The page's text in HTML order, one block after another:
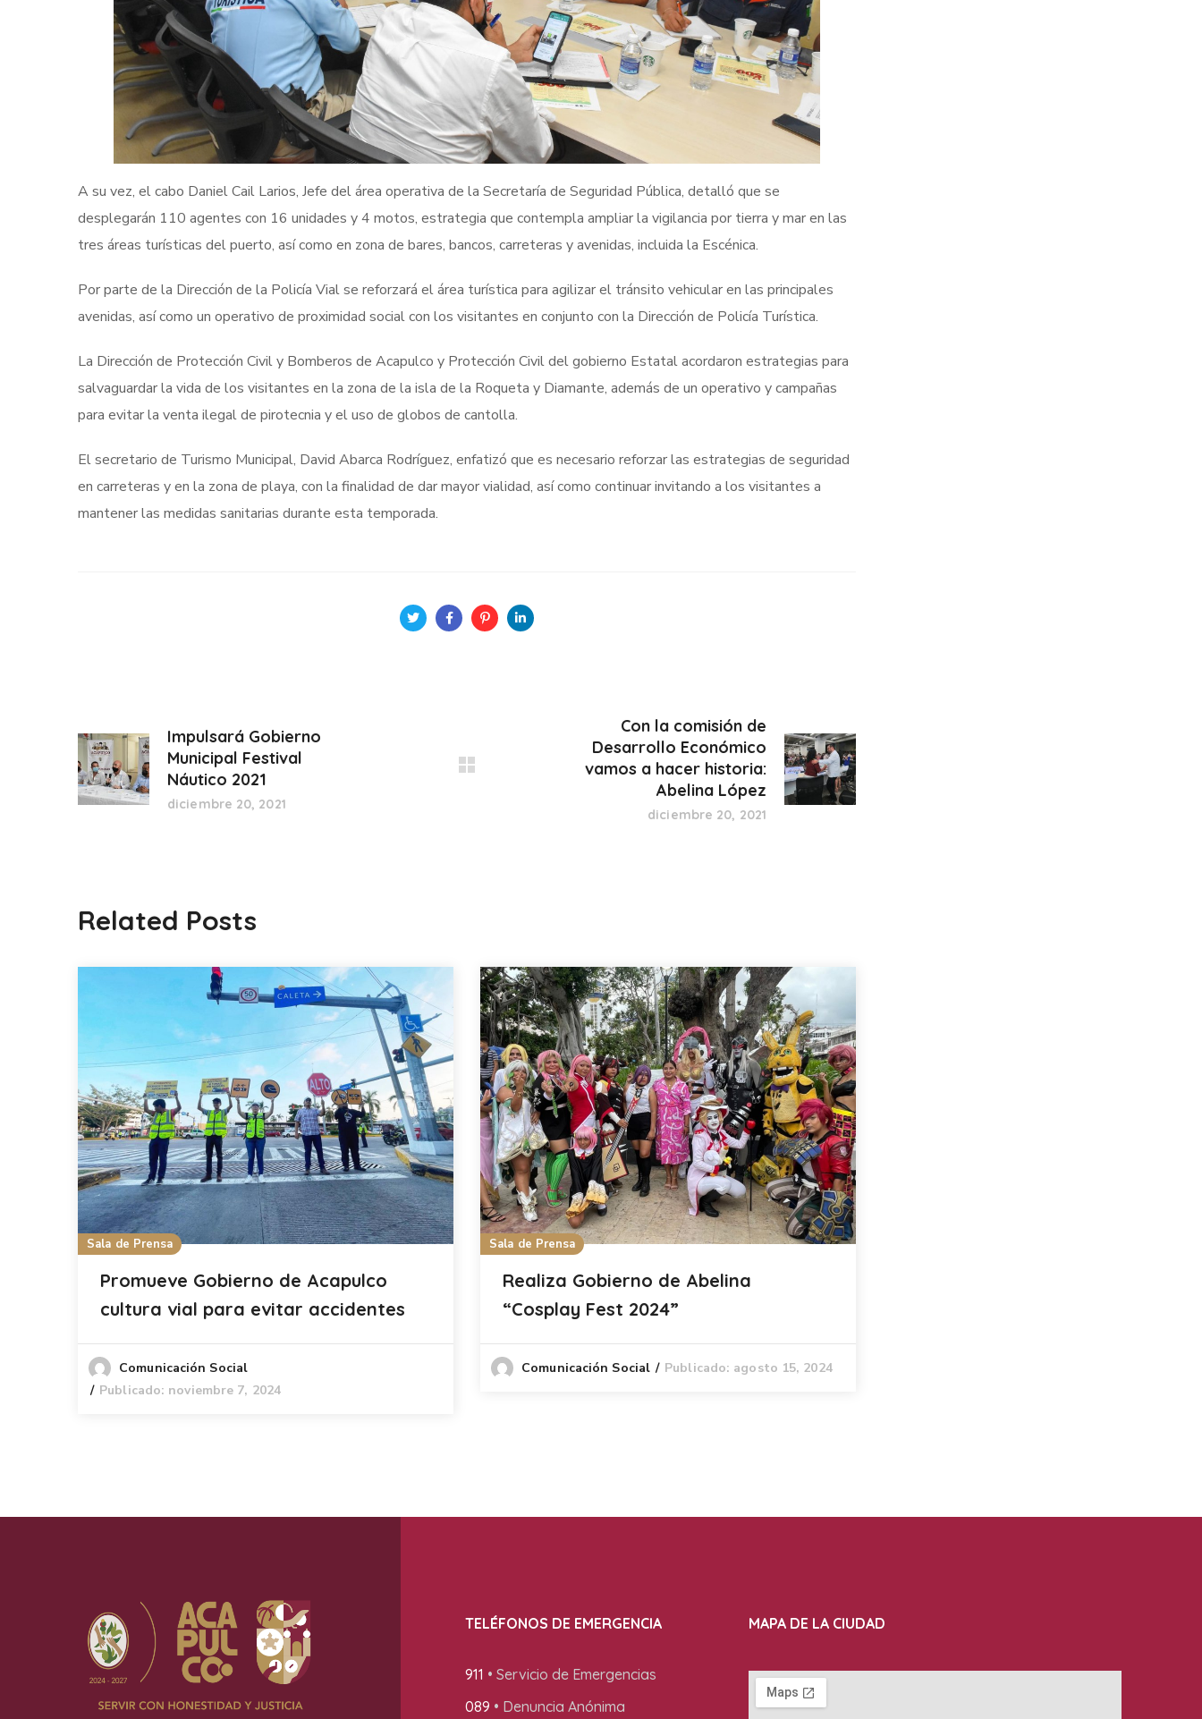
A su vez, el cabo Daniel Cail Larios, Jefe del área operativa de la Secretaría de Seguridad Pública, detalló que se
desplegarán 110 agentes con 16 unidades y 4 motos, estrategia que contempla ampliar la vigilancia por tierra y mar en las
tres áreas turísticas del puerto, así como en zona de bares, bancos, carreteras y avenidas, incluida la Escénica.
Por parte de la Dirección de la Policía Vial se reforzará el área turística para agilizar el tránsito vehicular en las principales
avenidas, así como un operativo de proximidad social con los visitantes en conjunto con la Dirección de Policía Turística.
La Dirección de Protección Civil y Bomberos de Acapulco y Protección Civil del gobierno Estatal acordaron estrategias para
salvaguardar la vida de los visitantes en la zona de la isla de la Roqueta y Diamante, además de un operativo y campañas
para evitar la venta ilegal de pirotecnia y el uso de globos de cantolla.
El secretario de Turismo Municipal, David Abarca Rodríguez, enfatizó que es necesario reforzar las estrategias de seguridad
en carreteras y en la zona de playa, con la finalidad de dar mayor vialidad, así como continuar invitando a los visitantes a
mantener las medidas sanitarias durante esta temporada.
Impulsará Gobierno
Municipal Festival
Náutico 2021
diciembre 20, 2021
Con la comisión de
Desarrollo Económico
vamos a hacer historia:
Abelina López
diciembre 20, 2021
Related Posts
Sala de Prensa
Promueve Gobierno de Acapulco
cultura vial para evitar accidentes
Comunicación Social
Publicado: noviembre 7, 2024
Sala de Prensa
Realiza Gobierno de Abelina
“Cosplay Fest 2024”
Comunicación Social Publicado: agosto 15, 2024
TELÉFONOS DE EMERGENCIA
911 • Servicio de Emergencias
089 • Denuncia Anónima
MAPA DE LA CIUDAD